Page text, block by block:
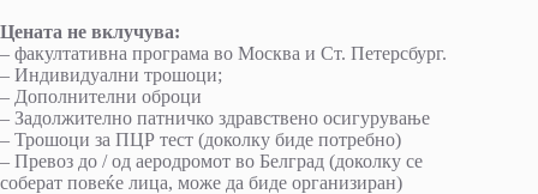
Цената не вклучува:
– факултативна програма во Москва и Ст. Петерсбург.
– Индивидуални трошоци;
– Дополнителни оброци
– Задолжително патничко здравствено осигурување
– Трошоци за ПЦР тест (доколку биде потребно)
– Превоз до / од аеродромот во Белград (доколку се
соберат повеќе лица, може да биде организиран)